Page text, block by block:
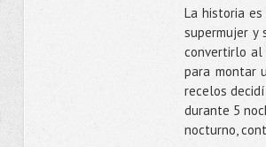
La historia
supermujer y
convertirlo al
para montar
recelos
durante 5
nocturno,